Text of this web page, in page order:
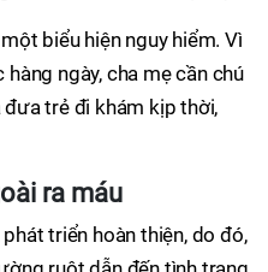
biểu hiện nguy hiểm. Vì
ngày, cha mẹ cần chú
đưa trẻ đi khám kịp thời,
ra máu
triển hoàn thiện, do đó,